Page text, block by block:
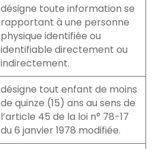
désigne toute information se
rapportant à une personne
physique identifiée ou
identifiable directement ou
indirectement.
désigne tout enfant de moins
de quinze (15) ans au sens de
l’article 45 de la loi n° 78-17
du 6 janvier 1978 modifiée.